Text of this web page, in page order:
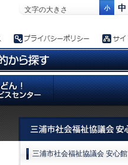
文字の大きさ 小 中
三浦市社会福祉協議会 安心館